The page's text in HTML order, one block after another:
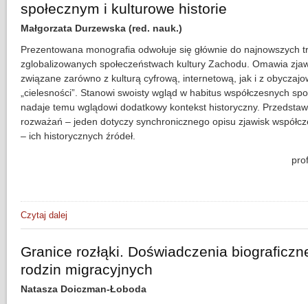
społecznym i kulturowe historie
Małgorzata Durzewska (red. nauk.)
Prezentowana monografia odwołuje się głównie do najnowszych
zglobalizowanych społeczeństwach kultury Zachodu. Omawia
związane zarówno z kulturą cyfrową, internetową, jak i z
„cielesności”. Stanowi swoisty wgląd w habitus współczesnych
nadaje temu wglądowi dodatkowy kontekst historyczny.
rozważań – jeden dotyczy synchronicznego opisu zjawisk
– ich historycznych źródeł.
Czytaj dalej
Granice rozłąki. Doświadczenia
rodzin migracyjnych
Natasza Doiczman-Łoboda